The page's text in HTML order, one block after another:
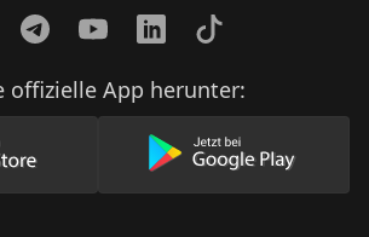
TelegramYouTubeLinkedInTikTok
offizielle App herunter:
unsere App im AppStore herunter
Lade unsere